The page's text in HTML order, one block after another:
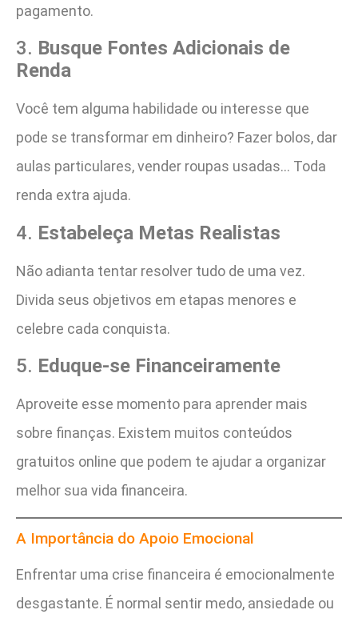
pagamento.
3. Busque Fontes Adicionais de
Renda
Você tem alguma habilidade ou interesse que
pode se transformar em dinheiro? Fazer bolos, dar
aulas particulares, vender roupas usadas… Toda
renda extra ajuda.
4. Estabeleça Metas Realistas
Não adianta tentar resolver tudo de uma vez.
Divida seus objetivos em etapas menores e
celebre cada conquista.
5. Eduque-se Financeiramente
Aproveite esse momento para aprender mais
sobre finanças. Existem muitos conteúdos
gratuitos online que podem te ajudar a organizar
melhor sua vida financeira.
A Importância do Apoio Emocional
Enfrentar uma crise financeira é emocionalmente
desgastante. É normal sentir medo, ansiedade ou